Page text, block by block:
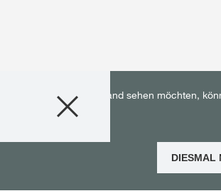
Produkte
Stories & Events
KWS Inhalte für Ihr Land sehen möchten,
DIESMAL